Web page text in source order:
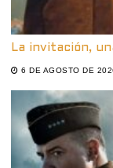
La invitación,
6 DE AGOSTO DE